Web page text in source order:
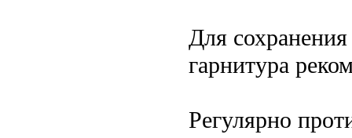
Для сохранения
гарнитура
Регулярно